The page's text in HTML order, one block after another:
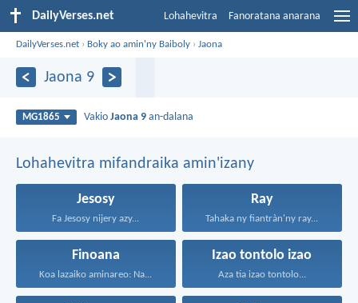
DailyVerses.net Lohahevitra Fanoratana anarana
DailyVerses.net › Boky ao amin'ny Baiboly ›Jaona
Jaona 9
MG1865 VakioJaona 9 an-dalana
Lohahevitra mifandraika amin'izany
Jesosy
Fa Jesosy nijery azy...
Ray
Tahaka ny fiantràn'ny ray...
Finoana
Koa lazaiko aminareo: Na...
Izao tontolo izao
Aza tia izao tontolo...